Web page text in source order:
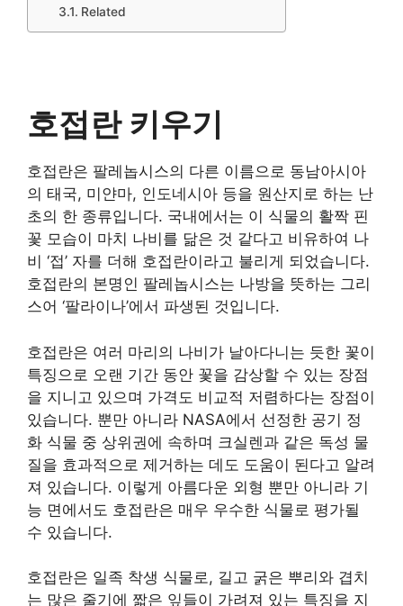
Related
호접란 키우기
호접란은 팔레놉시스의 다른 이름으로 동남아시아
의 태국, 미얀마, 인도네시아 등을 원산지로 하는 난
초의 한 종류입니다. 국내에서는 이 식물의 활짝 핀
꽃 모습이 마치 나비를 닮은 것 같다고 비유하여 나
비 ‘접’ 자를 더해 호접란이라고 불리게 되었습니다.
호접란의 본명인 팔레놉시스는 나방을 뜻하는 그리
스어 ‘팔라이나’에서 파생된 것입니다.
호접란은 여러 마리의 나비가 날아다니는 듯한 꽃이
특징으로 오랜 기간 동안 꽃을 감상할 수 있는 장점
을 지니고 있으며 가격도 비교적 저렴하다는 장점이
있습니다. 뿐만 아니라 NASA에서 선정한 공기 정
화 식물 중 상위권에 속하며 크실렌과 같은 독성 물
질을 효과적으로 제거하는 데도 도움이 된다고 알려
져 있습니다. 이렇게 아름다운 외형 뿐만 아니라 기
능 면에서도 호접란은 매우 우수한 식물로 평가될
수 있습니다.
호접란은 일족 착생 식물로, 길고 굵은 뿌리와 겹치
는 많은 줄기에 짧은 잎들이 가려져 있는 특징을 지